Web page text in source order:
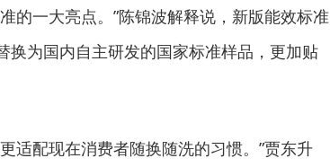
一大亮点。”陈锦波解释说，新版能效标准
换为国内自主研发的国家标准样品，更加贴
配现在消费者随换随洗的习惯。”贾东升